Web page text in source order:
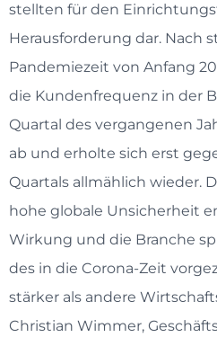
stellten für den
Herausforderung dar. Nach
Pandemiezeit von Anfang
die Kundenfrequenz in der
Quartal des vergangenen
ab und erholte sich erst
Quartals allmählich wieder.
hohe globale Unsicherheit
Wirkung und die Branche
des in die Corona-Zeit
stärker als andere
Christian Wimmer,